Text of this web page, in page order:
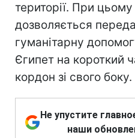
території. При
дозволяється
гуманітарну
Єгипет на короткий
кордон зі свого боку.
Не упустите
наши